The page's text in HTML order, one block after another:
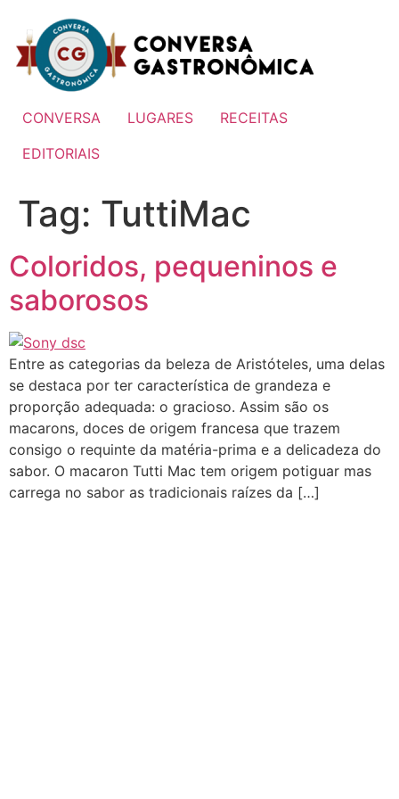
para
conteúdo
CONVERSA LUGARES
RECEITAS
EDITORIAIS
Tag: TuttiMac
Coloridos, pequeninos e
saborosos
Entre as categorias da beleza de Aristóteles, uma delas
se destaca por ter característica de grandeza e
proporção adequada: o gracioso. Assim são os
macarons, doces de origem francesa que trazem
consigo o requinte da matéria-prima e a delicadeza do
sabor. O macaron Tutti Mac tem origem potiguar mas
carrega no sabor as tradicionais raízes da […]